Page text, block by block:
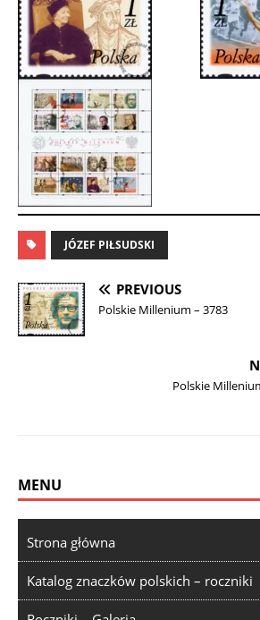
JÓZEF PIŁSUDSKI
PREVIOUS
Polskie Millenium – 3783
Polskie
MENU
Strona główna
Katalog znaczków polskich – roczniki